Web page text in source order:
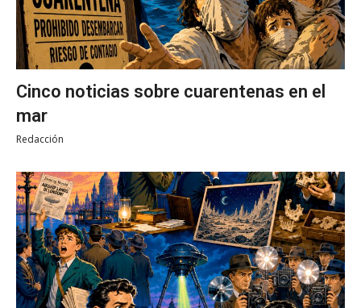
Cinco noticias sobre cuarentenas en el
mar
Redacción